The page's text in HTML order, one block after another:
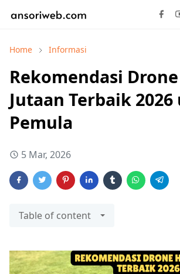
Home Informasi
Rekomendasi
Jutaan Terbaik
Pemula
5 Mar, 2026
Table of content